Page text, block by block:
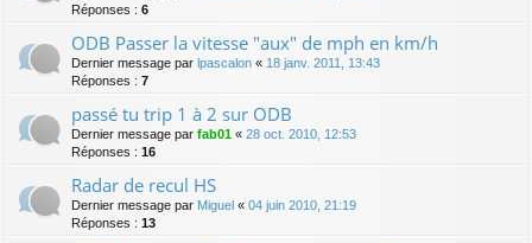
Réponses : 6
ODB Passer la vitesse "aux" de mph en km/h
Dernier message par lpascalon « 18 janv. 2011, 13:43
Réponses : 7
passé tu trip 1 à 2 sur ODB
Dernier message par fab01 « 28 oct. 2010, 12:53
Réponses : 16
Radar de recul HS
Dernier message par Miguel « 04 juin 2010, 21:19
Réponses : 13